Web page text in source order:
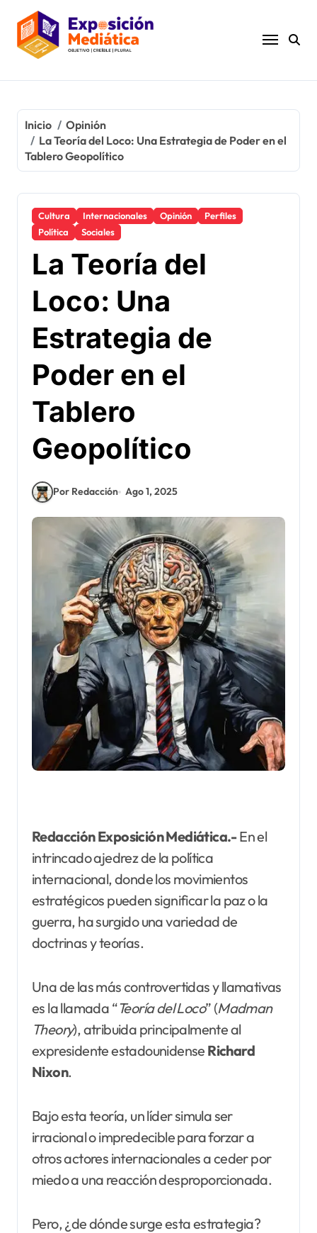
contenido
Inicio
Opinión
La Teoría del Loco: Una Estrategia de Poder en el
Tablero Geopolítico
Cultura Internacionales Opinión
Perfiles
Política
Sociales
La Teoría del
Loco: Una
Estrategia de
Poder en el
Tablero
Geopolítico
Por Redacción Ago 1, 2025
Redacción Exposición Mediática.-En el
intrincado ajedrez de la política
internacional, donde los movimientos
estratégicos pueden significar la paz o la
guerra, ha surgido una variedad de
doctrinas y teorías.
Una de las más controvertidas y llamativas
es la llamada “Teoría delLoco” (Madman
Theory), atribuida principalmente al
expresidente estadounidense Richard
Nixon.
Bajo esta teoría, un líder simula ser
irracional o impredecible para forzar a
otros actores internacionales a ceder por
miedo a una reacción desproporcionada.
Pero, ¿de dónde surge esta estrategia?